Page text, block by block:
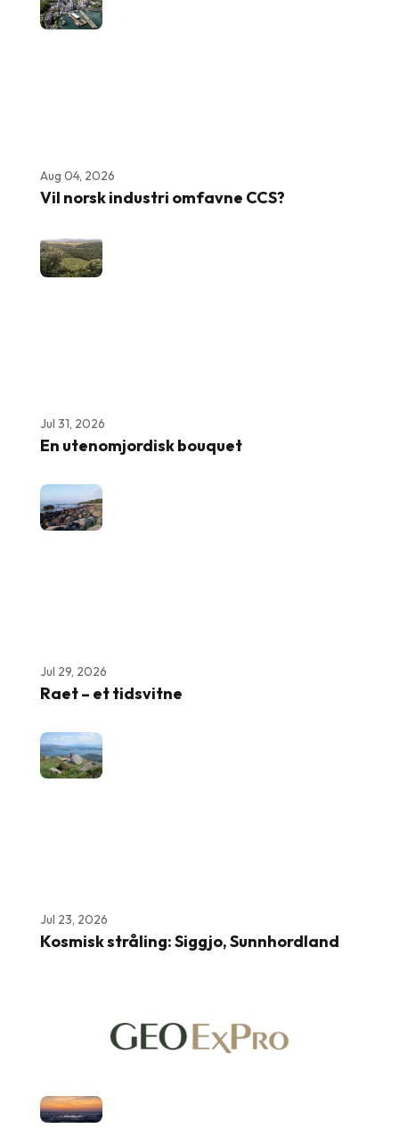
Aug 04, 2026
Vil norsk industri omfavne CCS?
Jul 31, 2026
En utenomjordisk bouquet
Jul 29, 2026
Raet – et tidsvitne
Jul 23, 2026
Kosmisk stråling: Siggjo, Sunnhordland